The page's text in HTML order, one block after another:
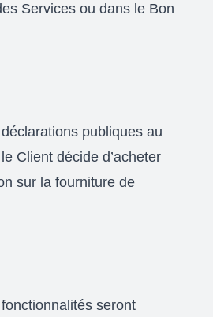
Services ou dans le Bon
publiques au
Client décide d’acheter
sur la fourniture de
seront